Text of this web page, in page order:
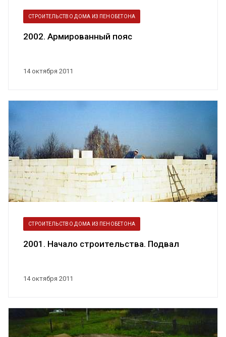
14 октября 2011
СТРОИТЕЛЬСТВО ДОМА ИЗ ПЕНОБЕТОНА
2002. Армированный пояс
14 октября 2011
СТРОИТЕЛЬСТВО ДОМА ИЗ ПЕНОБЕТОНА
2001. Начало строительства. Подвал